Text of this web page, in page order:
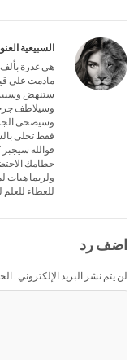
السبيعية
هي غدرة
مادمت على
ستنهض
وسيلاطف
وسيضحى
فقط تحلى
فوالله
حطامك
ولربما هبات
للعطاء للعلم
اضف رد
لن يتم نشر البريد الإلكتروني .